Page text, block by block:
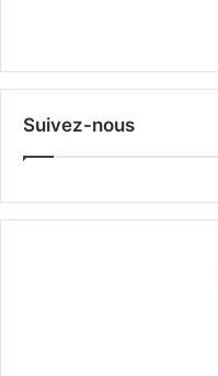
Suivez-nous